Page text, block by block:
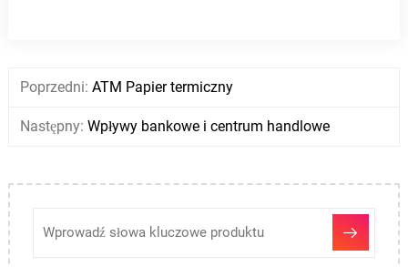
Poprzedni: ATM Papier termiczny
Następny: Wpływy bankowe i centrum handlowe